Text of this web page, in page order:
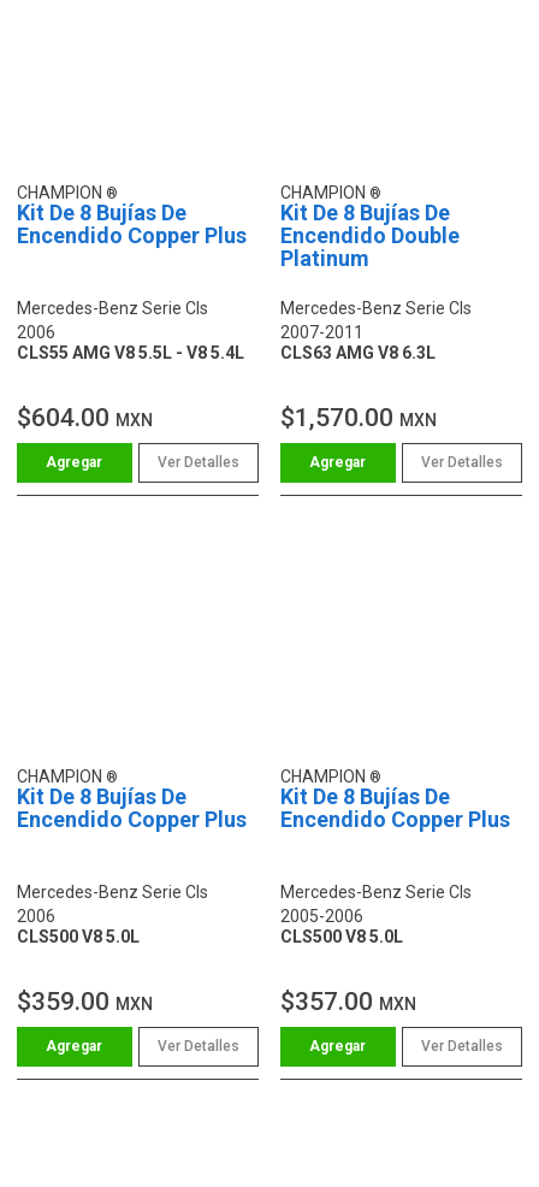
CHAMPION
Kit De 8 Bujías De
Encendido Copper Plus
Mercedes-Benz Serie Cls
2006
CLS55 AMG V8 5.5L - V8 5.4L
$604.00 MXN
Ver Detalles
CHAMPION
Kit De 8 Bujías De
Encendido Double
Platinum
Mercedes-Benz Serie Cls
2007-2011
CLS63 AMG V8 6.3L
$1,570.00 MXN
Ver Detalles
CHAMPION
Kit De 8 Bujías De
Encendido Copper Plus
Mercedes-Benz Serie Cls
2006
CLS500 V8 5.0L
$359.00 MXN
Ver Detalles
CHAMPION
Kit De 8 Bujías De
Encendido Copper Plus
Mercedes-Benz Serie Cls
2005-2006
CLS500 V8 5.0L
$357.00 MXN
Ver Detalles